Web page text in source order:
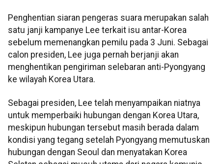
Penghentian siaran pengeras suara merupakan salah
satu janji kampanye Lee terkait isu antar-Korea
sebelum memenangkan pemilu pada 3 Juni. Sebagai
calon presiden, Lee juga pernah berjanji akan
menghentikan pengiriman selebaran anti-Pyongyang
ke wilayah Korea Utara.
Sebagai presiden, Lee telah menyampaikan niatnya
untuk memperbaiki hubungan dengan Korea Utara,
meskipun hubungan tersebut masih berada dalam
kondisi yang tegang setelah Pyongyang memutuskan
hubungan dengan Seoul dan menyatakan Korea